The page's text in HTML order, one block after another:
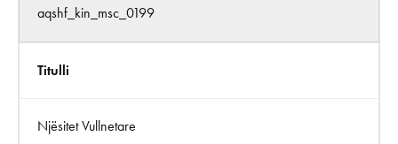
aqshf_kin_msc_0199
Titulli
Njësitet Vullnetare